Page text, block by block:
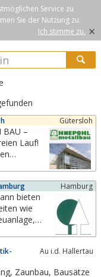
Service zu
Sie der Nutzung zu.
Ich stimme zu. ×
Gütersloh
BAU –
Lauf!
und
Hamburg
bieten
wie
Au i.d. Hallertau
Großhandel im Bereich Torautomatisierung, Zaunbau, Bausätze